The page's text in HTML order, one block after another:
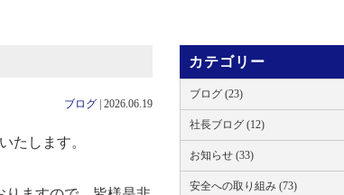
ブログ 2026.06.19
たします。
カテゴリー
ブログ (23)
社長ブログ (12)
お知らせ (33)
安全への取り組み (73)